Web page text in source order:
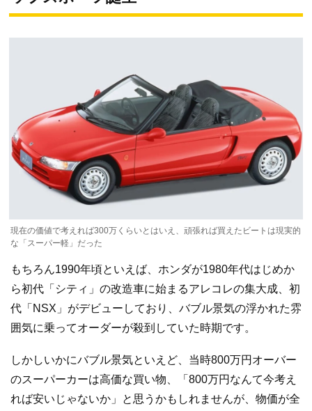
現在の価値で考えれば300万くらいとはいえ、頑張れば買えたビートは現実的
な「スーパー軽」だった
もちろん1990年頃といえば、ホンダが1980年代はじめか
ら初代「シティ」の改造車に始まるアレコレの集大成、初
代「NSX」がデビューしており、バブル景気の浮かれた雰
囲気に乗ってオーダーが殺到していた時期です。
しかしいかにバブル景気といえど、当時800万円オーバー
のスーパーカーは高価な買い物、「800万円なんて今考え
れば安いじゃないか」と思うかもしれませんが、物価が全